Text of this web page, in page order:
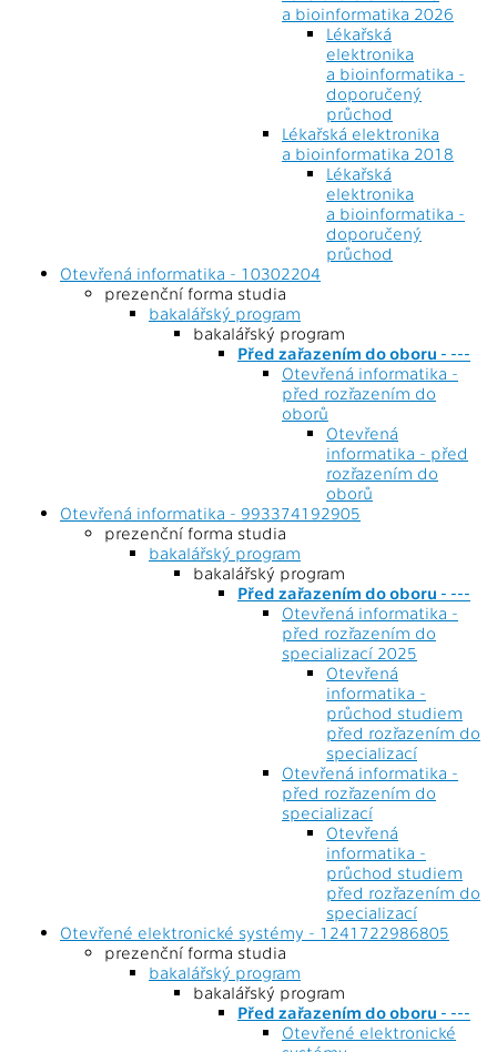
a bioinformatika 2026
Lékařská
elektronika
a bioinformatika -
doporučený
průchod
Lékařská elektronika
a bioinformatika 2018
Lékařská
elektronika
a bioinformatika -
doporučený
průchod
Otevřená informatika - 10302204
prezenční forma studia
bakalářský program
bakalářský program
Před zařazením do oboru - ---
Otevřená informatika -
před rozřazením do
oborů
Otevřená
informatika - před
rozřazením do
oborů
Otevřená informatika - 993374192905
prezenční forma studia
bakalářský program
bakalářský program
Před zařazením do oboru - ---
Otevřená informatika -
před rozřazením do
specializací 2025
Otevřená
informatika -
průchod studiem
před rozřazením do
specializací
Otevřená informatika -
před rozřazením do
specializací
Otevřená
informatika -
průchod studiem
před rozřazením do
specializací
Otevřené elektronické systémy - 1241722986805
prezenční forma studia
bakalářský program
bakalářský program
Před zařazením do oboru - ---
Otevřené elektronické